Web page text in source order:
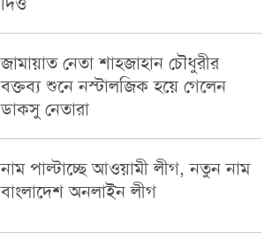
জামায়াত নেতা শাহজাহান চৌধুরীর
বক্তব্য শুনে নস্টালজিক হয়ে গেলেন
ডাকসু নেতারা
নাম পাল্টাচ্ছে আওয়ামী লীগ, নতুন নাম
বাংলাদেশ অনলাইন লীগ